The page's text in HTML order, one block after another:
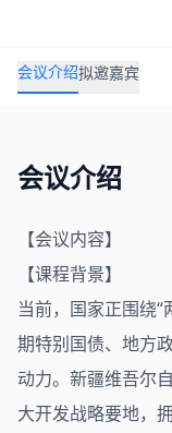
会议介绍拟邀嘉宾
会议介绍
【会议内容】
【课程背景】
当前，国家正围绕“
期特别国债、地方
动力。新疆维吾尔
大开发战略要地，